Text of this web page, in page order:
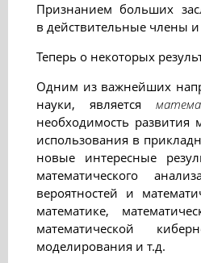
Признанием больших
в действительные члены
Теперь о некоторых
Одним из важнейших
науки, является
необходимость
использования в
новые интересные
математического
вероятностей и
математике,
математической
моделирования и т.д.